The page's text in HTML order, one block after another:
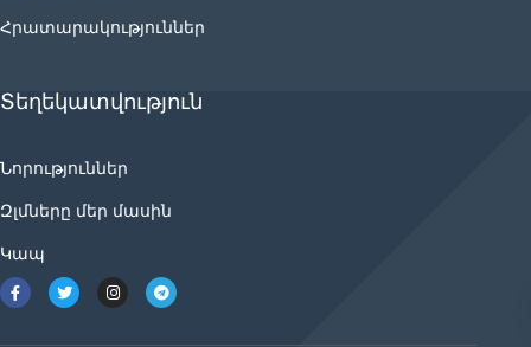
Հրատարակություններ
Տեղեկատվություն
Նորություններ
Զլմները մեր մասին
Կապ